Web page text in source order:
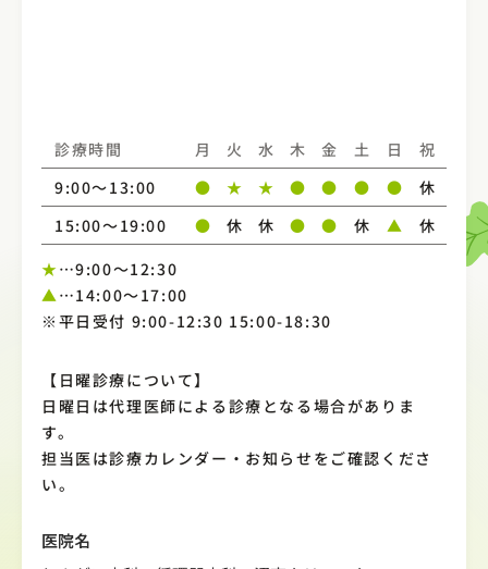
診療時間 月 火 水 木 金 土 日
祝
9:00～13:00
● ★ ★ ● ● ● ●
休
15:00〜19:00
● 休 休 ● ● 休 ▲
休
★…9:00～12:30
▲…14:00～17:00
※平日受付 9:00-12:30 15:00-18:30
【日曜診療について】
日曜日は代理医師による診療となる場合がありま
す。
担当医は診療カレンダー・お知らせをご確認くださ
い。
医院名